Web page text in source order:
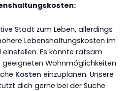
Stadt zum Leben, allerdings
Lebenshaltungskosten im
einstellen. Es könnte ratsam
geeigneten Wohnmöglichkeiten
Kosten einzuplanen. Unsere
dich gerne bei der Suche